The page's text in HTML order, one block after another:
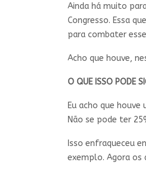
Ainda há muito
Congresso. Essa
para combater
Acho que houve,
O QUE ISSO PODE
Eu acho que
Não se pode ter
Isso enfraqueceu
exemplo. Agora os